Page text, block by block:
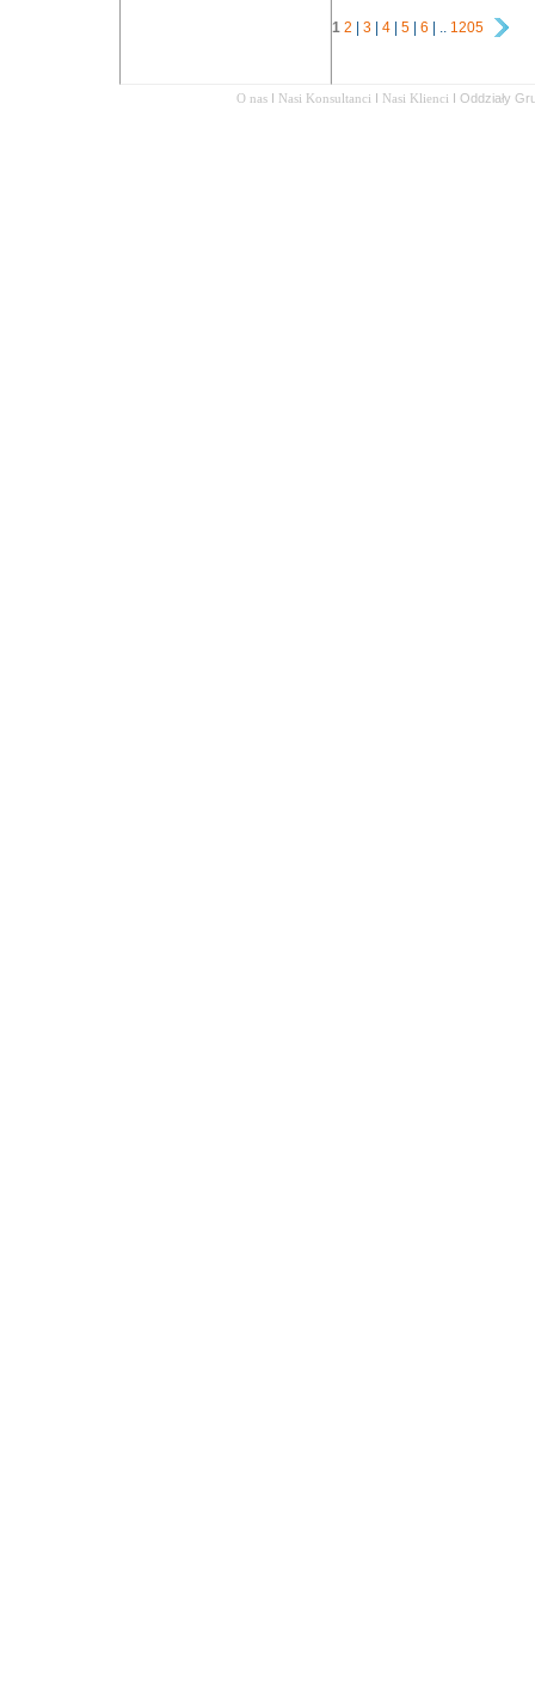
1 2 | 3 | 4 | 5 | 6 | .. 1205
O nas I Nasi Konsultanci I Nasi Klienci I Oddziały